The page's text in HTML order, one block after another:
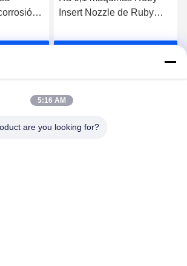
precio
Insert Nozzle de Ruby
Winding
5:16 AM
are you looking for?